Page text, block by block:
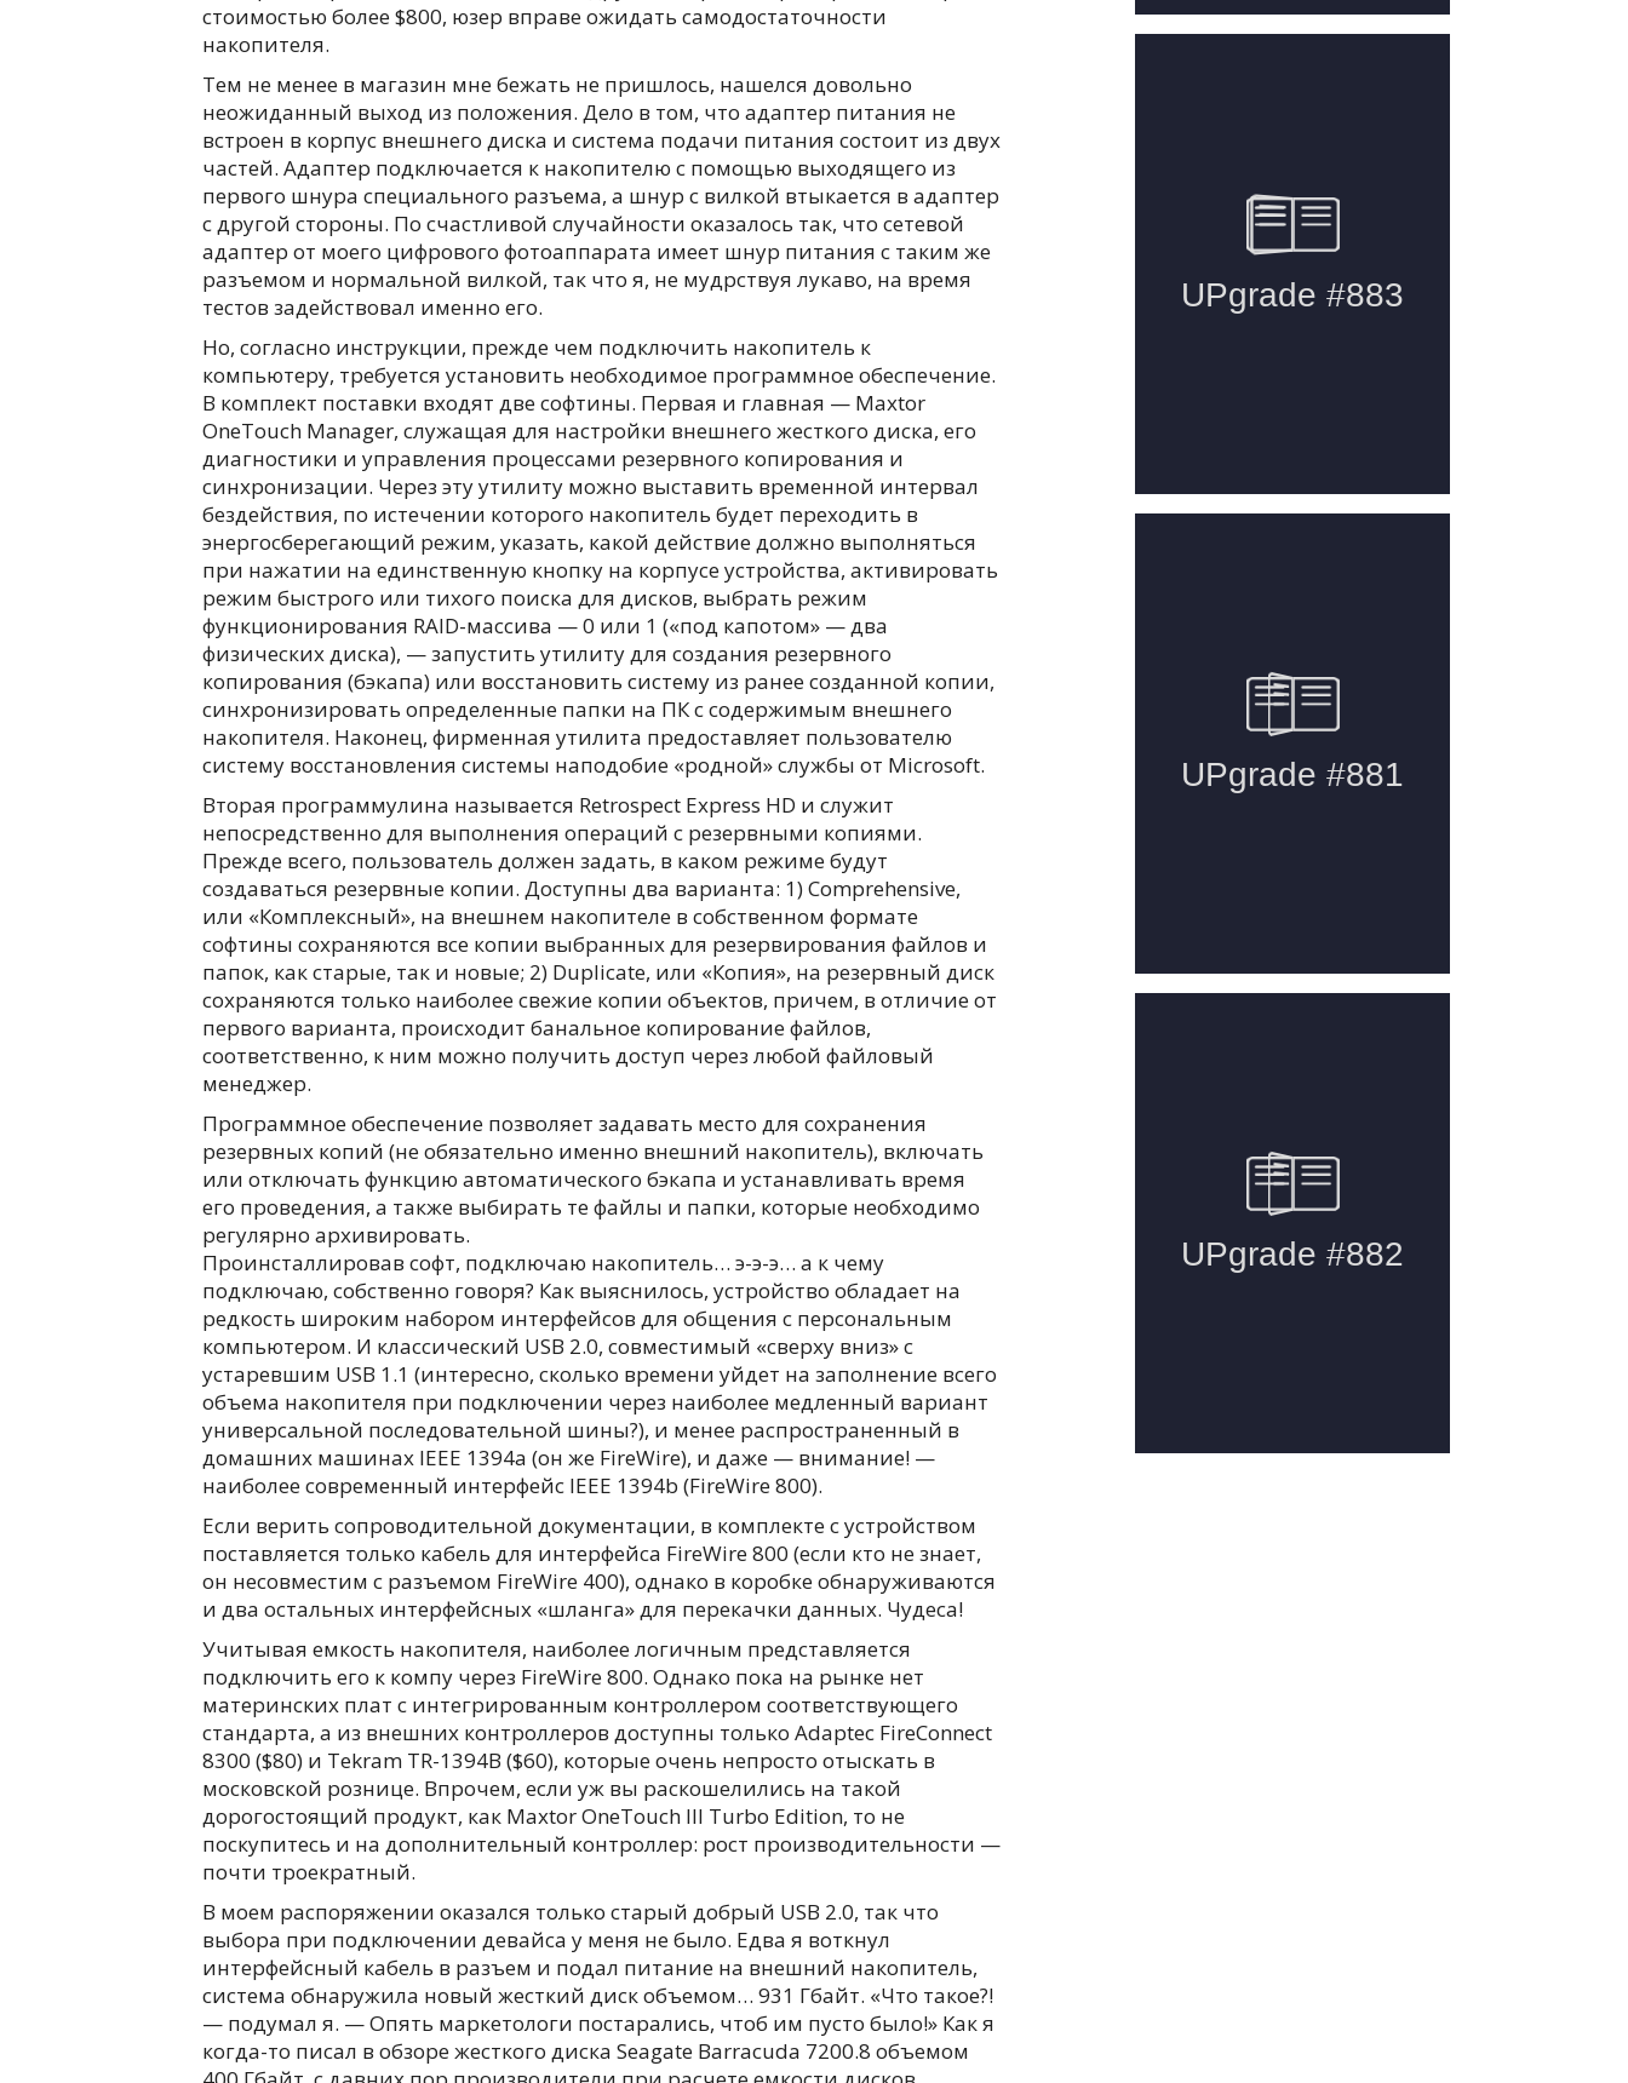
стоимостью более $800, юзер вправе ожидать самодостаточности
накопителя.
Тем не менее в магазин мне бежать не пришлось, нашелся довольно
неожиданный выход из положения. Дело в том, что адаптер питания не
встроен в корпус внешнего диска и система подачи питания состоит из двух
частей. Адаптер подключается к накопителю с помощью выходящего из
первого шнура специального разъема, а шнур с вилкой втыкается в адаптер
с другой стороны. По счастливой случайности оказалось так, что сетевой
адаптер от моего цифрового фотоаппарата имеет шнур питания с таким же
разъемом и нормальной вилкой, так что я, не мудрствуя лукаво, на время
тестов задействовал именно его.
Но, согласно инструкции, прежде чем подключить накопитель к
компьютеру, требуется установить необходимое программное обеспечение.
В комплект поставки входят две софтины. Первая и главная — Maxtor
OneTouch Manager, служащая для настройки внешнего жесткого диска, его
диагностики и управления процессами резервного копирования и
синхронизации. Через эту утилиту можно выставить временной интервал
бездействия, по истечении которого накопитель будет переходить в
энергосберегающий режим, указать, какой действие должно выполняться
при нажатии на единственную кнопку на корпусе устройства, активировать
режим быстрого или тихого поиска для дисков, выбрать режим
функционирования RAID-массива — 0 или 1 («под капотом» — два
физических диска), — запустить утилиту для создания резервного
копирования (бэкапа) или восстановить систему из ранее созданной копии,
синхронизировать определенные папки на ПК с содержимым внешнего
накопителя. Наконец, фирменная утилита предоставляет пользователю
систему восстановления системы наподобие «родной» службы от Microsoft.
Вторая программулина называется Retrospect Express HD и служит
непосредственно для выполнения операций с резервными копиями.
Прежде всего, пользователь должен задать, в каком режиме будут
создаваться резервные копии. Доступны два варианта: 1) Comprehensive,
или «Комплексный», на внешнем накопителе в собственном формате
софтины сохраняются все копии выбранных для резервирования файлов и
папок, как старые, так и новые; 2) Duplicate, или «Копия», на резервный диск
сохраняются только наиболее свежие копии объектов, причем, в отличие от
первого варианта, происходит банальное копирование файлов,
соответственно, к ним можно получить доступ через любой файловый
менеджер.
Программное обеспечение позволяет задавать место для сохранения
резервных копий (не обязательно именно внешний накопитель), включать
или отключать функцию автоматического бэкапа и устанавливать время
его проведения, а также выбирать те файлы и папки, которые необходимо
регулярно архивировать.
Проинсталлировав софт, подключаю накопитель… э-э-э… а к чему
подключаю, собственно говоря? Как выяснилось, устройство обладает на
редкость широким набором интерфейсов для общения с персональным
компьютером. И классический USB 2.0, совместимый «сверху вниз» с
устаревшим USB 1.1 (интересно, сколько времени уйдет на заполнение всего
объема накопителя при подключении через наиболее медленный вариант
универсальной последовательной шины?), и менее распространенный в
домашних машинах IEEE 1394a (он же FireWire), и даже — внимание! —
наиболее современный интерфейс IEEE 1394b (FireWire 800).
Если верить сопроводительной документации, в комплекте с устройством
поставляется только кабель для интерфейса FireWire 800 (если кто не знает,
он несовместим с разъемом FireWire 400), однако в коробке обнаруживаются
и два остальных интерфейсных «шланга» для перекачки данных. Чудеса!
Учитывая емкость накопителя, наиболее логичным представляется
подключить его к компу через FireWire 800. Однако пока на рынке нет
материнских плат с интегрированным контроллером соответствующего
стандарта, а из внешних контроллеров доступны только Adaptec FireConnect
8300 ($80) и Tekram TR-1394B ($60), которые очень непросто отыскать в
московской рознице. Впрочем, если уж вы раскошелились на такой
дорогостоящий продукт, как Maxtor OneTouch III Turbo Edition, то не
поскупитесь и на дополнительный контроллер: рост производительности —
почти троекратный.
В моем распоряжении оказался только старый добрый USB 2.0, так что
выбора при подключении девайса у меня не было. Едва я воткнул
интерфейсный кабель в разъем и подал питание на внешний накопитель,
система обнаружила новый жесткий диск объемом… 931 Гбайт. «Что такое?!
— подумал я. — Опять маркетологи постарались, чтоб им пусто было!» Как я
когда-то писал в обзоре жесткого диска Seagate Barracuda 7200.8 объемом